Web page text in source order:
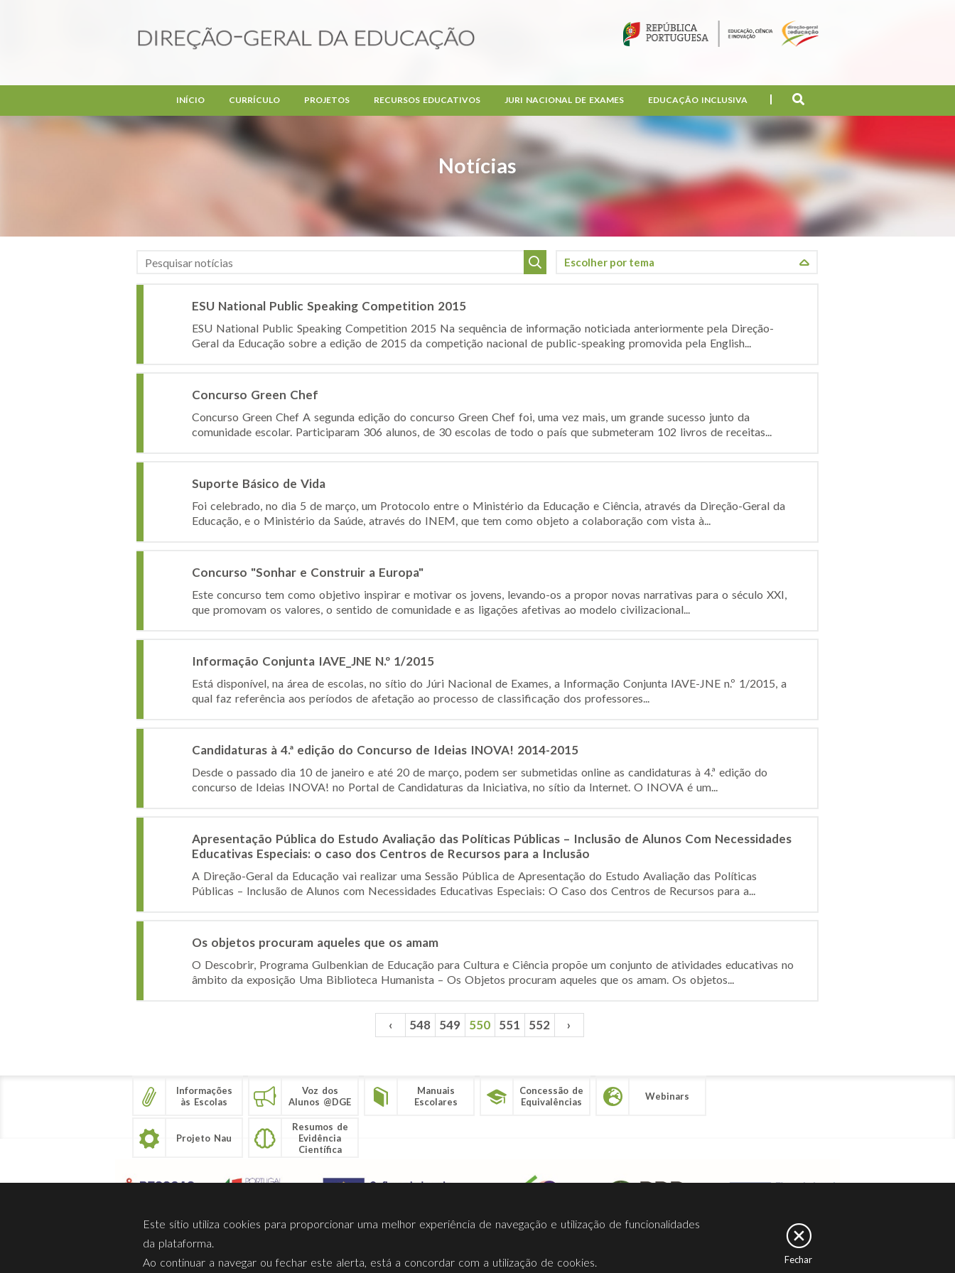
Notícias
INÍCIO CURRÍCULO PROJETOS RECURSOS EDUCATIVOS JURI NACIONAL DE EXAMES EDUCAÇÃO INCLUSIVA
ESU National Public Speaking Competition 2015
ESU National Public Speaking Competition 2015 Na sequência de informação noticiada anteriormente pela Direção-
Geral da Educação sobre a edição de 2015 da competição nacional de public-speaking promovida pela English...
Concurso Green Chef
Concurso Green Chef A segunda edição do concurso Green Chef foi, uma vez mais, um grande sucesso junto da
comunidade escolar. Participaram 306 alunos, de 30 escolas de todo o país que submeteram 102 livros de receitas...
Suporte Básico de Vida
Foi celebrado, no dia 5 de março, um Protocolo entre o Ministério da Educação e Ciência, através da Direção-Geral da
Educação, e o Ministério da Saúde, através do INEM, que tem como objeto a colaboração com vista à...
Concurso "Sonhar e Construir a Europa"
Este concurso tem como objetivo inspirar e motivar os jovens, levando-os a propor novas narrativas para o século XXI,
que promovam os valores, o sentido de comunidade e as ligações afetivas ao modelo civilizacional...
Informação Conjunta IAVE_JNE N.º 1/2015
Está disponível, na área de escolas, no sítio do Júri Nacional de Exames, a Informação Conjunta IAVE-JNE n.º 1/2015, a
qual faz referência aos períodos de afetação ao processo de classificação dos professores...
Candidaturas à 4.ª edição do Concurso de Ideias INOVA! 2014-2015
Desde o passado dia 10 de janeiro e até 20 de março, podem ser submetidas online as candidaturas à 4.ª edição do
concurso de Ideias INOVA! no Portal de Candidaturas da Iniciativa, no sítio da Internet. O INOVA é um...
Apresentação Pública do Estudo Avaliação das Políticas Públicas – Inclusão de Alunos Com Necessidades
Educativas Especiais: o caso dos Centros de Recursos para a Inclusão
A Direção-Geral da Educação vai realizar uma Sessão Pública de Apresentação do Estudo Avaliação das Políticas
Públicas – Inclusão de Alunos com Necessidades Educativas Especiais: O Caso dos Centros de Recursos para a...
Os objetos procuram aqueles que os amam
O Descobrir, Programa Gulbenkian de Educação para Cultura e Ciência propõe um conjunto de atividades educativas no
âmbito da exposição Uma Biblioteca Humanista – Os Objetos procuram aqueles que os amam. Os objetos...
‹ 548 549 550 551 552 ›
Informações
às Escolas
Voz dos
Alunos @DGE
Manuais
Escolares
Concessão de
Equivalências
Webinars
Projeto Nau
Resumos de
Evidência
Científica
Sobre Nós Privacidade Termos Utilização Contactos Ligações Facebook
Este sítio utiliza cookies para proporcionar uma melhor experiência de navegação e utilização de funcionalidades
da plataforma.
Ao continuar a navegar ou fechar este alerta, está a concordar com a utilização de cookies.
Fechar